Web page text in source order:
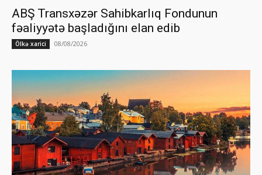
ABŞ Transxəzər Sahibkarlıq Fondunun
fəaliyyətə başladığını elan edib
Ölkə xarici 08/08/2026